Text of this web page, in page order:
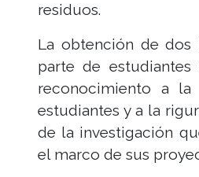
residuos.
La obtención de dos
parte de estudiantes
reconocimiento a
estudiantes y a la
de la investigación
el marco de sus